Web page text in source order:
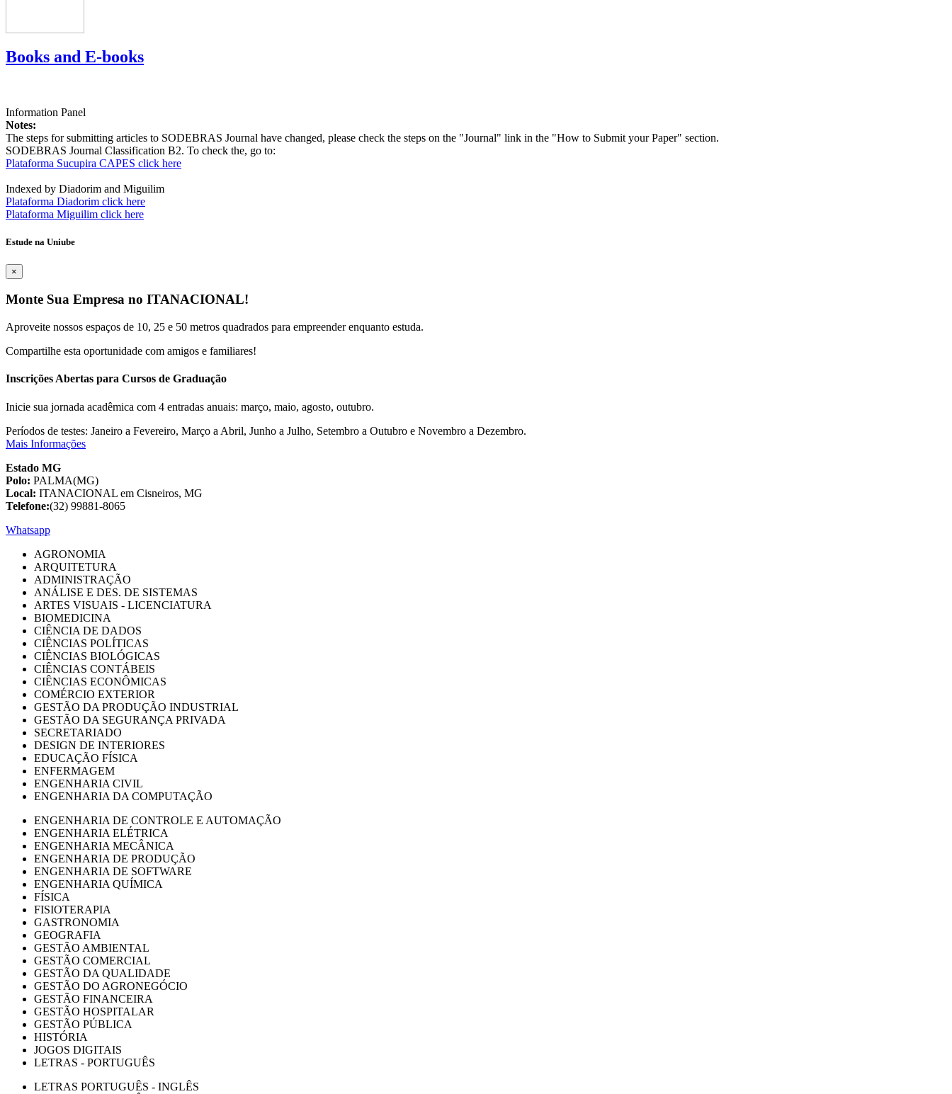
Books and E-books
Information Panel
Notes:
The steps for submitting articles to SODEBRAS Journal have changed, please check the steps on the "Journal" link in the "How to Submit your Paper" section.
SODEBRAS Journal Classification B2. To check the, go to:
Plataforma Sucupira CAPES click here
Indexed by Diadorim and Miguilim
Plataforma Diadorim click here
Plataforma Miguilim click here
Estude na Uniube
×
Monte Sua Empresa no ITANACIONAL!
Aproveite nossos espaços de 10, 25 e 50 metros quadrados para empreender enquanto estuda.
Compartilhe esta oportunidade com amigos e familiares!
Inscrições Abertas para Cursos de Graduação
Inicie sua jornada acadêmica com 4 entradas anuais: março, maio, agosto, outubro.
Períodos de testes: Janeiro a Fevereiro, Março a Abril, Junho a Julho, Setembro a Outubro e Novembro a Dezembro.
Mais Informações
Estado MG
Polo: PALMA(MG)
Local: ITANACIONAL em Cisneiros, MG
Telefone:(32) 99881-8065
Whatsapp
AGRONOMIA
ARQUITETURA
ADMINISTRAÇÃO
ANÁLISE E DES. DE SISTEMAS
ARTES VISUAIS - LICENCIATURA
BIOMEDICINA
CIÊNCIA DE DADOS
CIÊNCIAS POLÍTICAS
CIÊNCIAS BIOLÓGICAS
CIÊNCIAS CONTÁBEIS
CIÊNCIAS ECONÔMICAS
COMÉRCIO EXTERIOR
GESTÃO DA PRODUÇÃO INDUSTRIAL
GESTÃO DA SEGURANÇA PRIVADA
SECRETARIADO
DESIGN DE INTERIORES
EDUCAÇÃO FÍSICA
ENFERMAGEM
ENGENHARIA CIVIL
ENGENHARIA DA COMPUTAÇÃO
ENGENHARIA DE CONTROLE E AUTOMAÇÃO
ENGENHARIA ELÉTRICA
ENGENHARIA MECÂNICA
ENGENHARIA DE PRODUÇÃO
ENGENHARIA DE SOFTWARE
ENGENHARIA QUÍMICA
FÍSICA
FISIOTERAPIA
GASTRONOMIA
GEOGRAFIA
GESTÃO AMBIENTAL
GESTÃO COMERCIAL
GESTÃO DA QUALIDADE
GESTÃO DO AGRONEGÓCIO
GESTÃO FINANCEIRA
GESTÃO HOSPITALAR
GESTÃO PÚBLICA
HISTÓRIA
JOGOS DIGITAIS
LETRAS - PORTUGUÊS
LETRAS PORTUGUÊS - INGLÊS